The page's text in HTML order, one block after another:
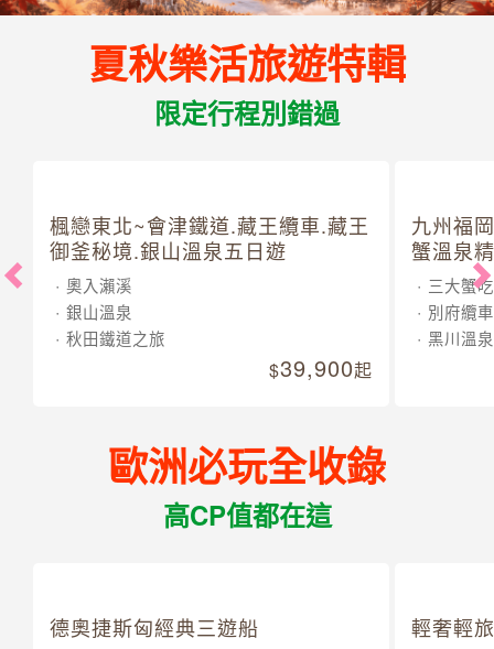
夏秋樂活旅遊特輯
限定行程別錯過
楓戀東北~會津鐵道.藏王纜車.藏王
御釜秘境.銀山溫泉五日遊
奧入瀨溪
銀山溫泉
秋田鐵道之旅
39,900起
九州福
蟹溫泉
三大蟹
別府纜車
黑川溫泉
歐洲必玩全收錄
高CP值都在這
德奧捷斯匈經典三遊船 輕奢輕